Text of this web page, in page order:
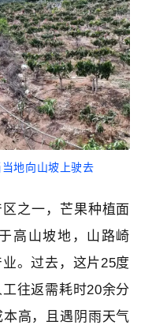
地向山坡上驶去
之一，芒果种植面
高山坡地，山路崎
。过去，这片25度
往返需耗时20余分
高，且遇阴雨天气